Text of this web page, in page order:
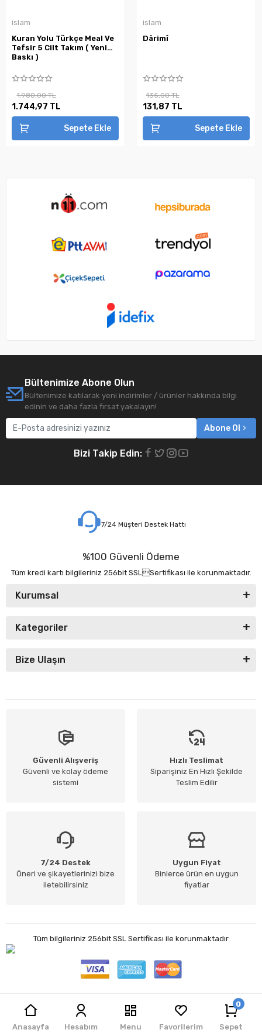
islam
Kuran Yolu Türkçe Meal Ve
Tefsir 5 Cilt Takım ( Yeni
Baskı )
1.980,00 TL
1.744,97 TL
Sepete Ekle
islam
Dârimî
135,00 TL
131,87 TL
Sepete Ekle
Bültenimize Abone Olun
Bültenimize katılarak yeni indirimler / ürünler hakkında bilgi
edinin ve daha fazla fırsat yakalayın!
Abone Ol
Bizi Takip Edin:
7/24 Müşteri Destek Hattı
%100 Güvenli Ödeme
Tüm kredi kartı bilgileriniz 256bit SSLSertifikası ile korunmaktadır.
Kurumsal
Kategoriler
Bize Ulaşın
Güvenli Alışveriş
Güvenli ve kolay ödeme
sistemi
Hızlı Teslimat
Siparişiniz En Hızlı Şekilde
Teslim Edilir
7/24 Destek
Öneri ve şikayetlerinizi bize
iletebilirsiniz
Uygun Fiyat
Binlerce ürün en uygun
fiyatlar
Tüm bilgileriniz 256bit SSL Sertifikası ile korunmaktadır
Anasayfa Hesabım Menu Favorilerim
0
Sepet
Jet Teknoloji| E-ticaret Paketleri ile hazırlanmıştır.